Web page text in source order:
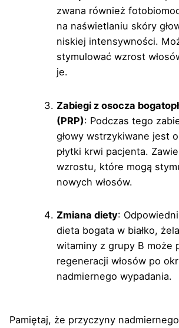
zwana również
na naświetlaniu skóry
niskiej intensywności.
stymulować wzrost
je.
Zabiegi z osocza
(PRP): Podczas tego
głowy wstrzykiwane jest
płytki krwi pacjenta.
wzrostu, które mogą
nowych włosów.
Zmiana diety:
dieta bogata w białko,
witaminy z grupy B może
regeneracji włosów po
nadmiernego wypadania.
Pamiętaj, że przyczyny